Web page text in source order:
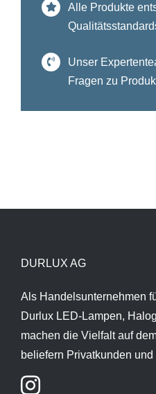
Alle Produkte
Unser
Fragen zu
DURLUX AG
Als Handelsunternehmen
Durlux LED-Lampen,
machen die Vielfalt auf
beliefern Privatkunden